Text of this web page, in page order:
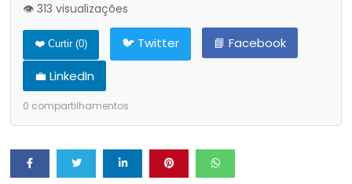
👁️ 313 visualizações
❤️ Curtir (0) 🐦 Twitter
📘 Facebook
💼 LinkedIn
0 compartilhamentos